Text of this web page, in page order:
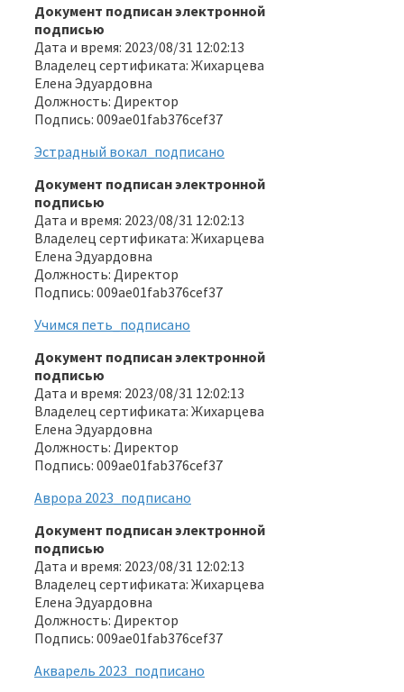
Документ подписан электронной
подписью
Дата и время: 2023/08/31 12:02:13
Владелец сертификата: Жихарцева
Елена Эдуардовна
Должность: Директор
Подпись: 009ae01fab376cef37
Эстрадный вокал_подписано
Документ подписан электронной
подписью
Дата и время: 2023/08/31 12:02:13
Владелец сертификата: Жихарцева
Елена Эдуардовна
Должность: Директор
Подпись: 009ae01fab376cef37
Учимся петь_подписано
Документ подписан электронной
подписью
Дата и время: 2023/08/31 12:02:13
Владелец сертификата: Жихарцева
Елена Эдуардовна
Должность: Директор
Подпись: 009ae01fab376cef37
Аврора 2023_подписано
Документ подписан электронной
подписью
Дата и время: 2023/08/31 12:02:13
Владелец сертификата: Жихарцева
Елена Эдуардовна
Должность: Директор
Подпись: 009ae01fab376cef37
Акварель 2023_подписано